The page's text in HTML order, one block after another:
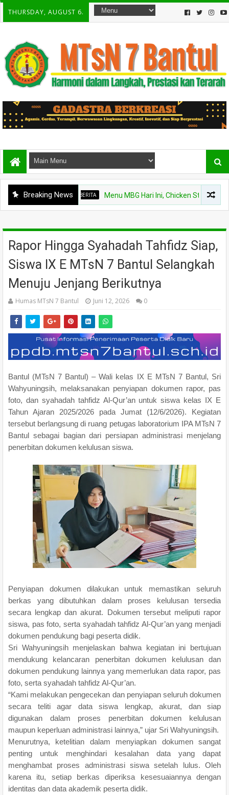
THURSDAY, AUGUST 6.
Breaking News
BERITA Menu MBG Hari Ini, Chicken Steak dan Buah
Rapor Hingga Syahadah Tahfidz Siap,
Siswa IX E MTsN 7 Bantul Selangkah
Menuju Jenjang Berikutnya
Humas MTsN 7 Bantul Juni 12, 2026 0
Bantul (MTsN 7 Bantul) – Wali kelas IX E MTsN 7 Bantul, Sri
Wahyuningsih, melaksanakan penyiapan dokumen rapor, pas
foto, dan syahadah tahfidz Al-Qur’an untuk siswa kelas IX E
Tahun Ajaran 2025/2026 pada Jumat (12/6/2026). Kegiatan
tersebut berlangsung di ruang petugas laboratorium IPA MTsN 7
Bantul sebagai bagian dari persiapan administrasi menjelang
penerbitan dokumen kelulusan siswa.
Penyiapan dokumen dilakukan untuk memastikan seluruh
berkas yang dibutuhkan dalam proses kelulusan tersedia
secara lengkap dan akurat. Dokumen tersebut meliputi rapor
siswa, pas foto, serta syahadah tahfidz Al-Qur’an yang menjadi
dokumen pendukung bagi peserta didik.
Sri Wahyuningsih menjelaskan bahwa kegiatan ini bertujuan
mendukung kelancaran penerbitan dokumen kelulusan dan
dokumen pendukung lainnya yang memerlukan data rapor, pas
foto, serta syahadah tahfidz Al-Qur’an.
“Kami melakukan pengecekan dan penyiapan seluruh dokumen
secara teliti agar data siswa lengkap, akurat, dan siap
digunakan dalam proses penerbitan dokumen kelulusan
maupun keperluan administrasi lainnya,” ujar Sri Wahyuningsih.
Menurutnya, ketelitian dalam menyiapkan dokumen sangat
penting untuk menghindari kesalahan data yang dapat
menghambat proses administrasi siswa setelah lulus. Oleh
karena itu, setiap berkas diperiksa kesesuaiannya dengan
identitas dan data akademik peserta didik.